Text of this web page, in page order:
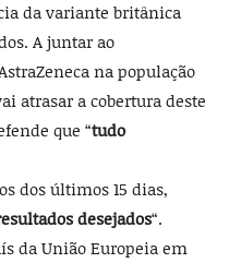
da variante britânica
A juntar ao
na população
atrasar a cobertura deste
que “tudo
dos últimos 15 dias,
desejados“.
da União Europeia em